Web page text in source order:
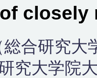
closely
合研究大
究大学院